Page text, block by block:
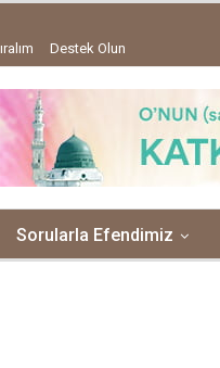
Destek Olun
Sorularla Efendimiz